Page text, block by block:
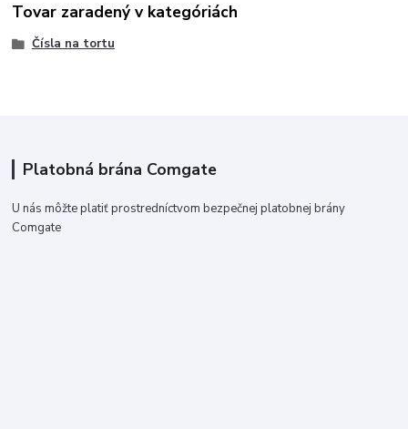
Tovar zaradený v kategóriách
Čísla na tortu
Platobná brána Comgate
U nás môžte platiť prostredníctvom bezpečnej platobnej brány
Comgate